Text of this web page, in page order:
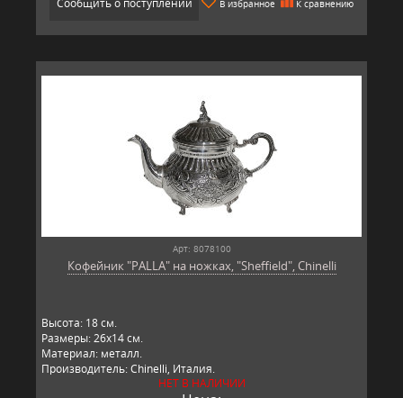
В избранное К сравнению
Арт: 8078100
Кофейник "PALLA" на ножках, "Sheffield", Chinelli
Высота: 18 см.
Размеры: 26х14 см.
Материал: металл.
Производитель: Chinelli, Италия.
НЕТ В НАЛИЧИИ